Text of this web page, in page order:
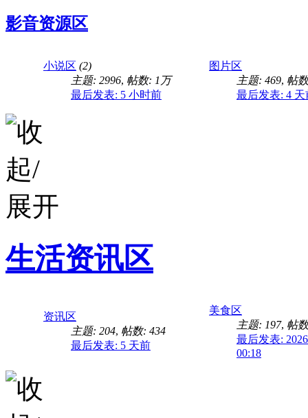
谁有这个小哥哥的(求
影音资源区
小说区 (2)
主题: 2996, 帖数: 1万
最后发表: 5 小时前
图片区
主题: 469, 帖
最后发表: 4 天
生活资讯区
资讯区
主题: 204, 帖数: 434
最后发表: 5 天前
美食区
主题: 197, 帖
最后发表:
00:18